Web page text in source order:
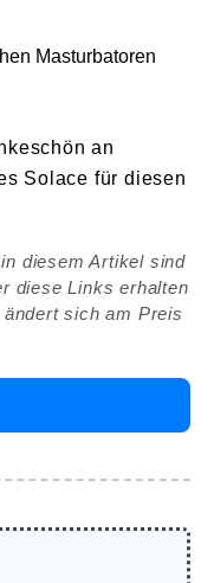
Masturbatoren
an
Solace für diesen
diesem Artikel sind
diese Links erhalten
sich am Preis